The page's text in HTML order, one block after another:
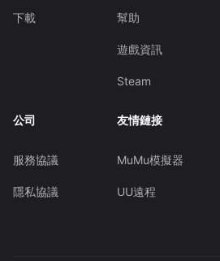
下載 幫助
遊戲資訊
Steam
公司
服務協議
隱私協議
友情鏈接
MuMu模擬器
UU遠程